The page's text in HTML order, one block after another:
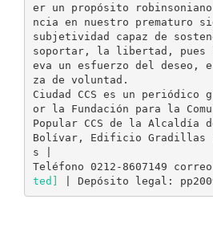
er un propósito
ncia en nuestro prematuro
subjetividad capaz de
soportar, la libertad,
eva un esfuerzo del deseo,
za de voluntad.
Ciudad CCS es un
or la Fundación para la
Popular CCS de la Alcaldía
Bolívar, Edificio Gradillas
s |
Teléfono 0212-8607149
ted]